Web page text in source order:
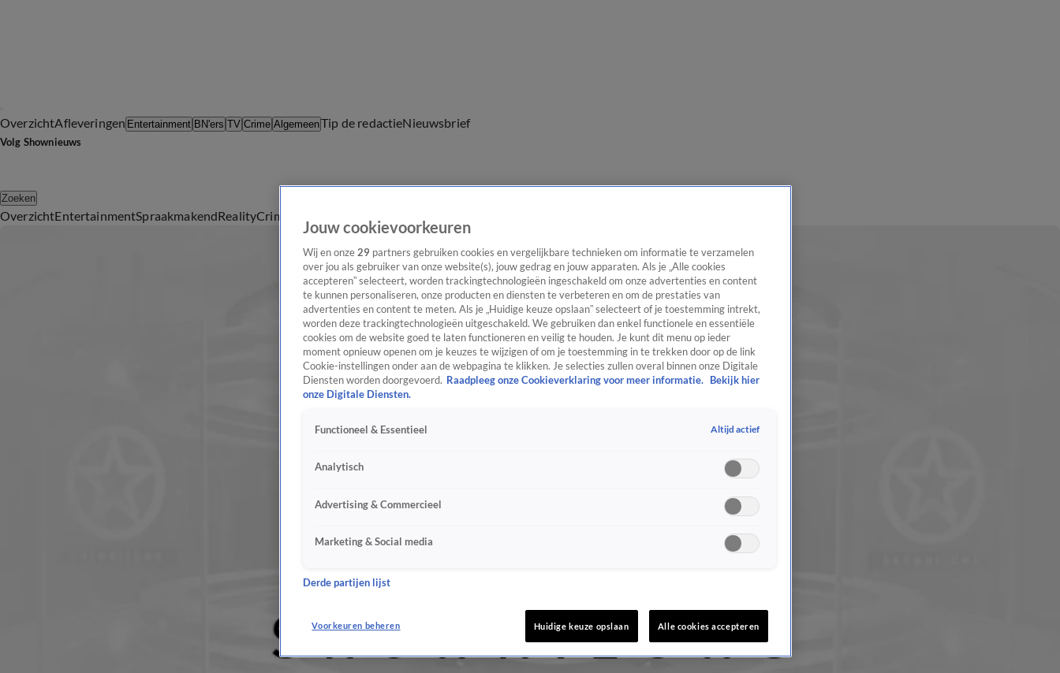
OverzichtAfleveringen Entertainment BN'ers TV Crime AlgemeenTip de redactieNieuwsbrief
Volg Shownieuws
Zoeken
OverzichtEntertainmentSpraakmakendRealityCrime
Jouw cookievoorkeuren
Wij en onze 29 partners gebruiken cookies en vergelijkbare technieken om informatie te verzamelen
over jou als gebruiker van onze website(s), jouw gedrag en jouw apparaten. Als je „Alle cookies
accepteren” selecteert, worden trackingtechnologieën ingeschakeld om onze advertenties en content
te kunnen personaliseren, onze producten en diensten te verbeteren en om de prestaties van
advertenties en content te meten. Als je „Huidige keuze opslaan” selecteert of je toestemming intrekt,
worden deze trackingtechnologieën uitgeschakeld. We gebruiken dan enkel functionele en essentiële
cookies om de website goed te laten functioneren en veilig te houden. Je kunt dit menu op ieder
moment opnieuw openen om je keuzes te wijzigen of om je toestemming in te trekken door op de link
Cookie-instellingen onder aan de webpagina te klikken. Je selecties zullen overal binnen onze Digitale
Diensten worden doorgevoerd. Raadpleeg onze Cookieverklaring voor meer informatie. Bekijk hier
onze Digitale Diensten.
Functioneel & Essentieel Altijd actief
Analytisch
Advertising & Commercieel
Marketing & Social media
Derde partijen lijst
Voorkeuren beheren Huidige keuze opslaan Alle cookies accepteren